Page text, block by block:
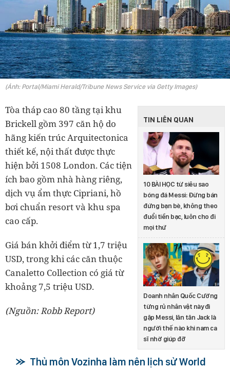
(Ảnh: Portal/Miami Herald/Tribune News Service via Getty Images)
TIN LIÊN QUAN
10 BÀI HỌC từ siêu sao
bóng đá Messi: Đừng bán
đứng bạn bè, không theo
đuổi tiền bạc, luôn cho đi
mọi thứ
Doanh nhân Quốc Cường
từng rủ nhân vật này đi
gặp Messi, lăn tăn Jack là
người thế nào khi nam ca
sĩ nhờ giúp đỡ
Tòa tháp cao 80 tầng tại khu
Brickell gồm 397 căn hộ do
hãng kiến trúc Arquitectonica
thiết kế, nội thất được thực
hiện bởi 1508 London. Các tiện
ích bao gồm nhà hàng riêng,
dịch vụ ẩm thực Cipriani, hồ
bơi chuẩn resort và khu spa
cao cấp.
Giá bán khởi điểm từ 1,7 triệu
USD, trong khi các căn thuộc
Canaletto Collection có giá từ
khoảng 7,5 triệu USD.
(Nguồn: Robb Report)
Thủ môn Vozinha làm nên lịch sử World